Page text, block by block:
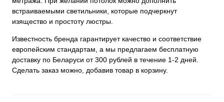
встраиваемыми светильники, которые подчеркнут
изящество и простоту люстры.
Известность бренда гарантирует качество и соответствие
европейским стандартам, а мы предлагаем бесплатную
доставку по Беларуси от 300 рублей в течение 1-2 дней.
Сделать заказ можно, добавив товар в корзину.